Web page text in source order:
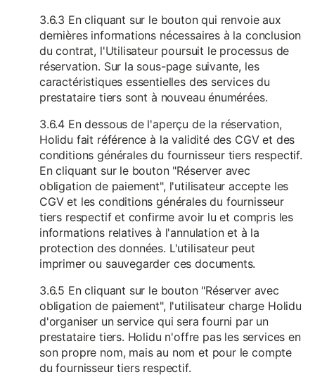
3.6.3 En cliquant sur le bouton qui renvoie aux
dernières informations nécessaires à la conclusion
du contrat, l'Utilisateur poursuit le processus de
réservation. Sur la sous-page suivante, les
caractéristiques essentielles des services du
prestataire tiers sont à nouveau énumérées.
3.6.4 En dessous de l'aperçu de la réservation,
Holidu fait référence à la validité des CGV et des
conditions générales du fournisseur tiers respectif.
En cliquant sur le bouton "Réserver avec
obligation de paiement", l'utilisateur accepte les
CGV et les conditions générales du fournisseur
tiers respectif et confirme avoir lu et compris les
informations relatives à l'annulation et à la
protection des données. L'utilisateur peut
imprimer ou sauvegarder ces documents.
3.6.5 En cliquant sur le bouton "Réserver avec
obligation de paiement", l'utilisateur charge Holidu
d'organiser un service qui sera fourni par un
prestataire tiers. Holidu n'offre pas les services en
son propre nom, mais au nom et pour le compte
du fournisseur tiers respectif.